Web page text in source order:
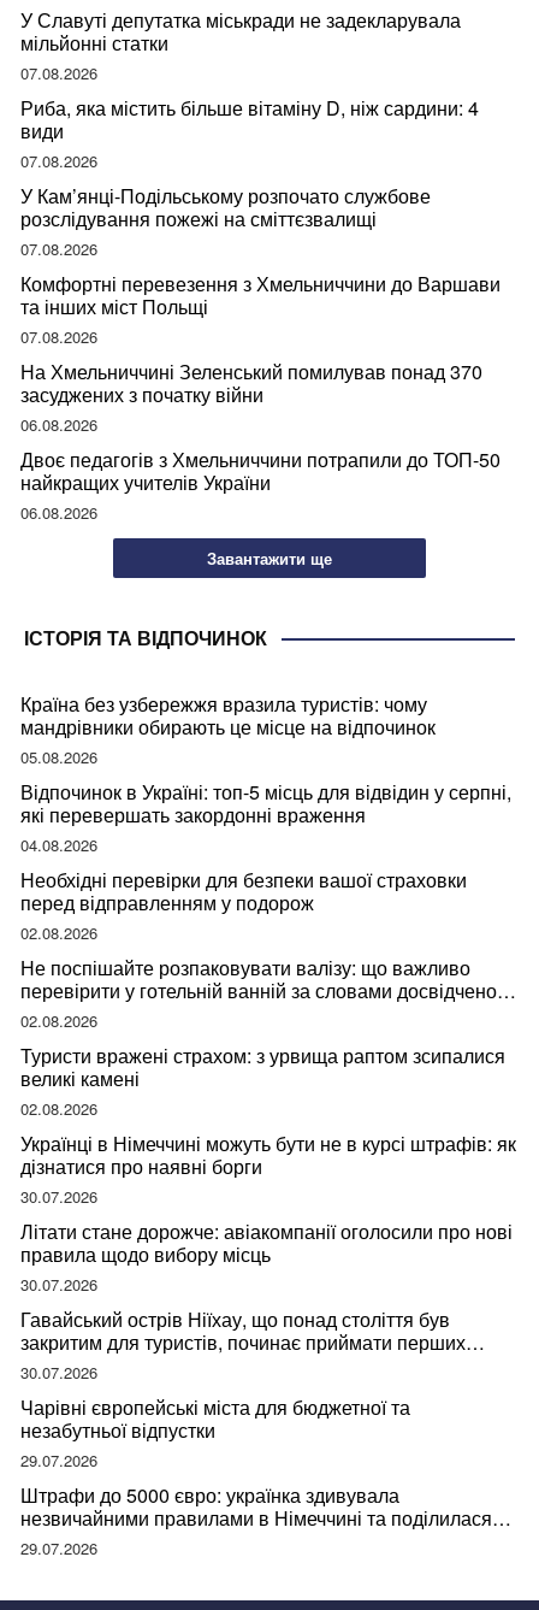
У Славуті депутатка міськради не задекларувала
мільйонні статки
07.08.2026
Риба, яка містить більше вітаміну D, ніж сардини: 4
види
07.08.2026
У Кам’янці-Подільському розпочато службове
розслідування пожежі на сміттєзвалищі
07.08.2026
Комфортні перевезення з Хмельниччини до Варшави
та інших міст Польщі
07.08.2026
На Хмельниччині Зеленський помилував понад 370
засуджених з початку війни
06.08.2026
Двоє педагогів з Хмельниччини потрапили до ТОП-50
найкращих учителів України
06.08.2026
Завантажити ще
ІСТОРІЯ ТА ВІДПОЧИНОК
Країна без узбережжя вразила туристів: чому
мандрівники обирають це місце на відпочинок
05.08.2026
Відпочинок в Україні: топ-5 місць для відвідин у серпні,
які перевершать закордонні враження
04.08.2026
Необхідні перевірки для безпеки вашої страховки
перед відправленням у подорож
02.08.2026
Не поспішайте розпаковувати валізу: що важливо
перевірити у готельній ванній за словами досвідченої
мандрівниці
02.08.2026
Туристи вражені страхом: з урвища раптом зсипалися
великі камені
02.08.2026
Українці в Німеччині можуть бути не в курсі штрафів: як
дізнатися про наявні борги
30.07.2026
Літати стане дорожче: авіакомпанії оголосили про нові
правила щодо вибору місць
30.07.2026
Гавайський острів Ніїхау, що понад століття був
закритим для туристів, починає приймати перших
відвідувачів
30.07.2026
Чарівні європейські міста для бюджетної та
незабутньої відпустки
29.07.2026
Штрафи до 5000 євро: українка здивувала
незвичайними правилами в Німеччині та поділилася
правдою
29.07.2026